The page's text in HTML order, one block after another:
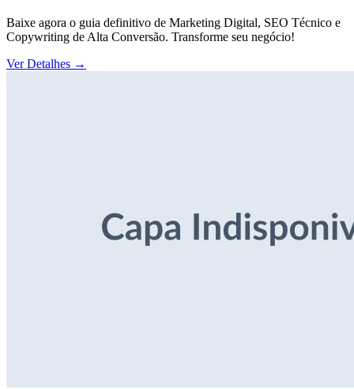
Baixe agora o guia definitivo de Marketing Digital, SEO Técnico e
Copywriting de Alta Conversão. Transforme seu negócio!
Ver Detalhes →